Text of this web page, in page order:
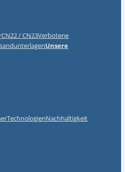
CN22 / CN23Verbotene
Unsere
TechnologienNachhaltigkeit